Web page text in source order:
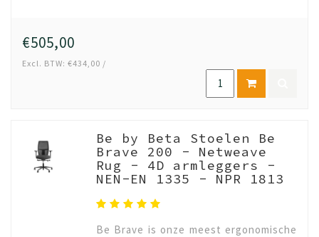
€505,00
Excl. BTW: €434,00 /
Be by Beta Stoelen Be
Brave 200 - Netweave
Rug - 4D armleggers -
NEN-EN 1335 - NPR 1813
Be Brave is onze meest ergonomische